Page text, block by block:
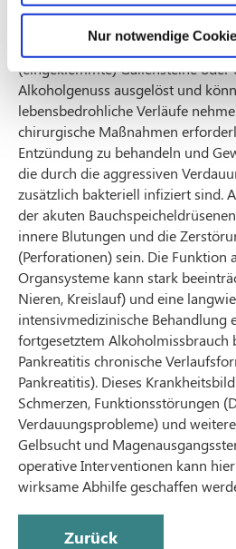
Nur notwendige
Eine weitere wichtige Gruppe der
betrifft die Entzündungen des
Entzündungen werden akut vor
(eingeklemmte) Gallensteine
Alkoholgenuss ausgelöst und
lebensbedrohliche Verläufe
chirurgische Maßnahmen
Entzündung zu behandeln und
die durch die aggressiven
zusätzlich bakteriell infiziert sind.
der akuten
innere Blutungen und die
(Perforationen) sein. Die Funktion
Organsysteme kann stark
Nieren, Kreislauf) und eine
intensivmedizinische Behandlung
fortgesetztem Alkoholmissbrauch
Pankreatitis chronische
Pankreatitis). Dieses
Schmerzen, Funktionsstörungen
Verdauungsprobleme) und
Gelbsucht und
operative Interventionen kann
wirksame Abhilfe geschaffen
Zurück